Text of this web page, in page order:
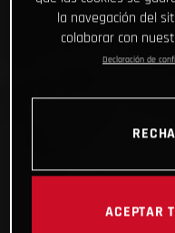
la navegación del
colaborar con
Declaración de
ACEPTAR